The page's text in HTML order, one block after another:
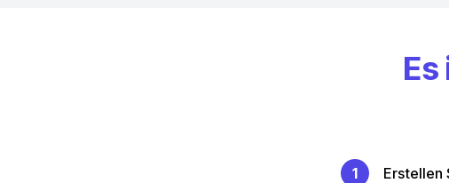
1 Erstellen